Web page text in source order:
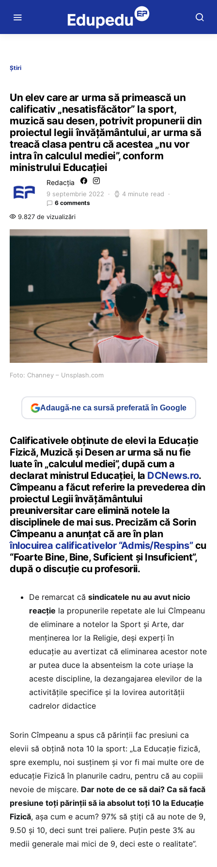
Știri
Un elev care ar urma să primească un
calificativ „nesatisfăcător” la sport,
muzică sau desen, potrivit propunerii din
proiectul legii învățământului, ar urma să
treacă clasa pentru că acestea „nu vor
intra în calculul mediei”, conform
ministrului Educației
Redacția
9 septembrie 2022 4 minute read
6 comments
9.827 de vizualizări
Foto: Channey – Unsplash.com
Adaugă-ne ca sursă preferată în Google
Calificativele obținute de elevi la Educație
Fizică, Muzică și Desen ar urma să nu fie
luate în „calculul mediei”, după cum a
declarat ministrul Educației, la DCNews.ro.
Cîmpeanu a făcut referire la prevederea din
proiectul Legii învățământului
preuniversitar care elimină notele la
disciplinele de mai sus. Precizăm că Sorin
Cîmpeanu a anunțat că are în plan
înlocuirea calificativelor “Admis/Respins”cu
“Foarte Bine, Bine, Suficient și Insuficient”,
după o discuție cu profesorii.
De remarcat că sindicatele nu au avut nicio
reacție la propunerile repetate ale lui Cîmpeanu
de eliminare a notelor la Sport și Arte, dar
menținerea lor la Religie, deși experți în
educație au avertizat că eliminarea acestor note
ar putea duce la absenteism la cote uriașe la
aceste discipline, la dezangajarea elevilor de la
activitățile specifice și la lovirea autorității
cadrelor didactice
Sorin Cîmpeanu a spus că părinții fac presiuni ca
elevii să obțină nota 10 la sport: „La Educație fizică,
spre exemplu, noi susținem și vor fi mai multe ore de
educație Fizică în planurile cadru, pentru că au copiii
nevoie de mișcare. Dar note de ce să dai? Ca să facă
presiune toți părinții să ia absolut toți 10 la Educație
Fizică, așa cum e acum? 97% să știți că au note de 9,
9.50 și 10, deci sunt trei paliere. Puțin peste 3% au
medii generale mai mici de 9, deci este o realitate”.